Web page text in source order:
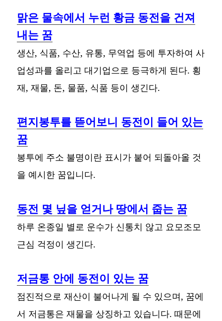
맑은 물속에서 누런 황금 동전을 건져
내는 꿈
생산, 식품, 수산, 유통, 무역업 등에 투자하여 사
업성과를 올리고 대기업으로 등극하게 된다. 횡
재, 재물, 돈, 물품, 식품 등이 생긴다.
편지봉투를 뜯어보니 동전이 들어 있는
꿈
봉투에 주소 불명이란 표시가 붙어 되돌아올 것
을 예시한 꿈입니다.
동전 몇 닢을 얻거나 땅에서 줍는 꿈
하루 온종일 별로 운수가 신통치 않고 요모조모
근심 걱정이 생긴다.
저금통 안에 동전이 있는 꿈
점진적으로 재산이 불어나게 될 수 있으며, 꿈에
서 저금통은 재물을 상징하고 있습니다. 때문에